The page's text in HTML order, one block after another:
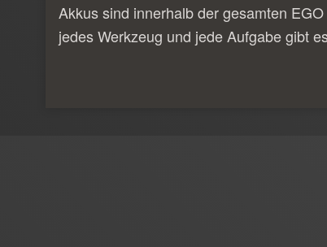
Akkus sind innerhalb der gesamten
jedes Werkzeug und jede Aufgabe gibt